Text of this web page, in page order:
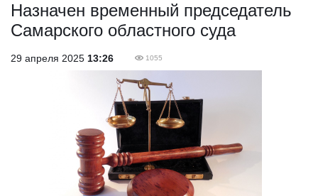
Назначен временный председатель
Самарского областного суда
29 апреля 2025 13:26 1055